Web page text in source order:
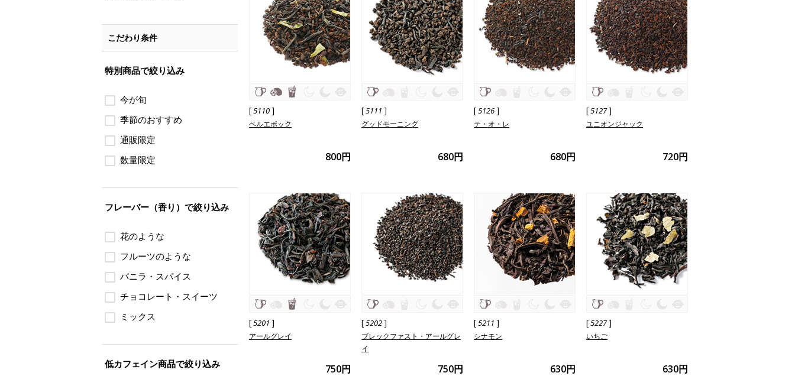
[5110]
ベルエポック
800円
[5111 ]
グッドモーニング
680円
[5126]
テ・オ・レ
680円
[5127]
ユニオンジャック
720円
[5201 ]
アールグレイ
750円
[5202]
ブレックファスト・アールグレ
イ
750円
[5211 ]
シナモン
630円
[5227]
いちご
630円
こだわり条件
特別商品で絞り込み
今が旬
季節のおすすめ
通販限定
数量限定
フレーバー（香り）で絞り込み
花のような
フルーツのような
バニラ・スパイス
チョコレート・スイーツ
ミックス
低カフェイン商品で絞り込み